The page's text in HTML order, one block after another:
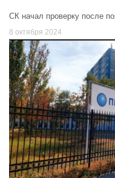
СК начал проверку после
8 октября 2024